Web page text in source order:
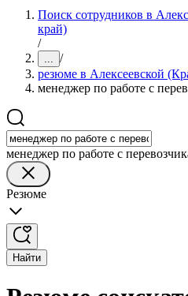
Поиск сотрудников в
край)
/
... /
резюме в Алексеевской
менеджер по работе с
менеджер по работе с
Резюме
Найти